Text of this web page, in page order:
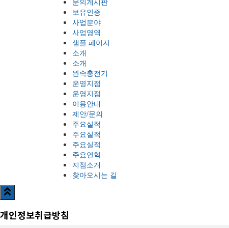
보유인증
사업분야
사업영역
샘플 페이지
소개
소개
완속충전기
운영지점
운영지점
이용안내
제안/문의
주요실적
주요실적
주요실적
주요연혁
지점소개
찾아오시는 길
개인정보취급방침